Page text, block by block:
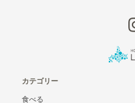
カテゴリー
食べる